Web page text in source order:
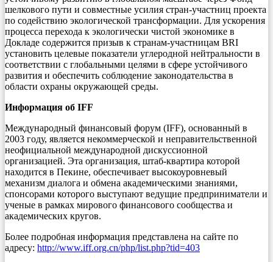
шелкового пути и совместные усилия стран-участниц проекта
по содействию экологической трансформации. Для ускорения
процесса перехода к экологически чистой экономике в
Докладе содержится призыв к странам-участницам BRI
установить целевые показатели углеродной нейтральности в
соответствии с глобальными целями в сфере устойчивого
развития и обеспечить соблюдение законодательства в
области охраны окружающей среды.
Информация об IFF
Международный финансовый форум (IFF), основанный в
2003 году, является некоммерческой и неправительственной
неофициальной международной дискуссионной
организацией. Эта организация, штаб-квартира которой
находится в Пекине, обеспечивает высокоуровневый
механизм диалога и обмена академическими знаниями,
спонсорами которого выступают ведущие предприниматели и
ученые в рамках мирового финансового сообщества и
академических кругов.
Более подробная информация представлена на сайте по
адресу: http://www.iff.org.cn/php/list.php?tid=403